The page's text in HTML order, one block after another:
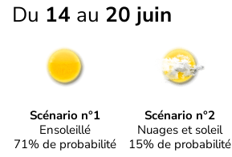
Du 14 au 20 juin
Scénario n°1
Ensoleillé
71% de probabilité
Scénario n°2
Nuages et soleil
15% de probabilité